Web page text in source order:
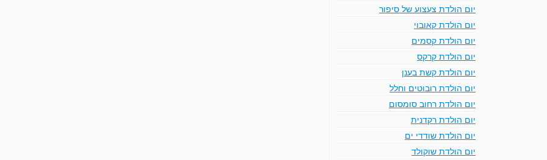
יום הולדת צעצוע של סיפור
יום הולדת קאובוי
יום הולדת קסמים
יום הולדת קרקס
יום הולדת קשת בענן
יום הולדת רובוטים וחלל
יום הולדת רחוב סומסום
יום הולדת רקדנית
יום הולדת שודדי ים
יום הולדת שוקולד